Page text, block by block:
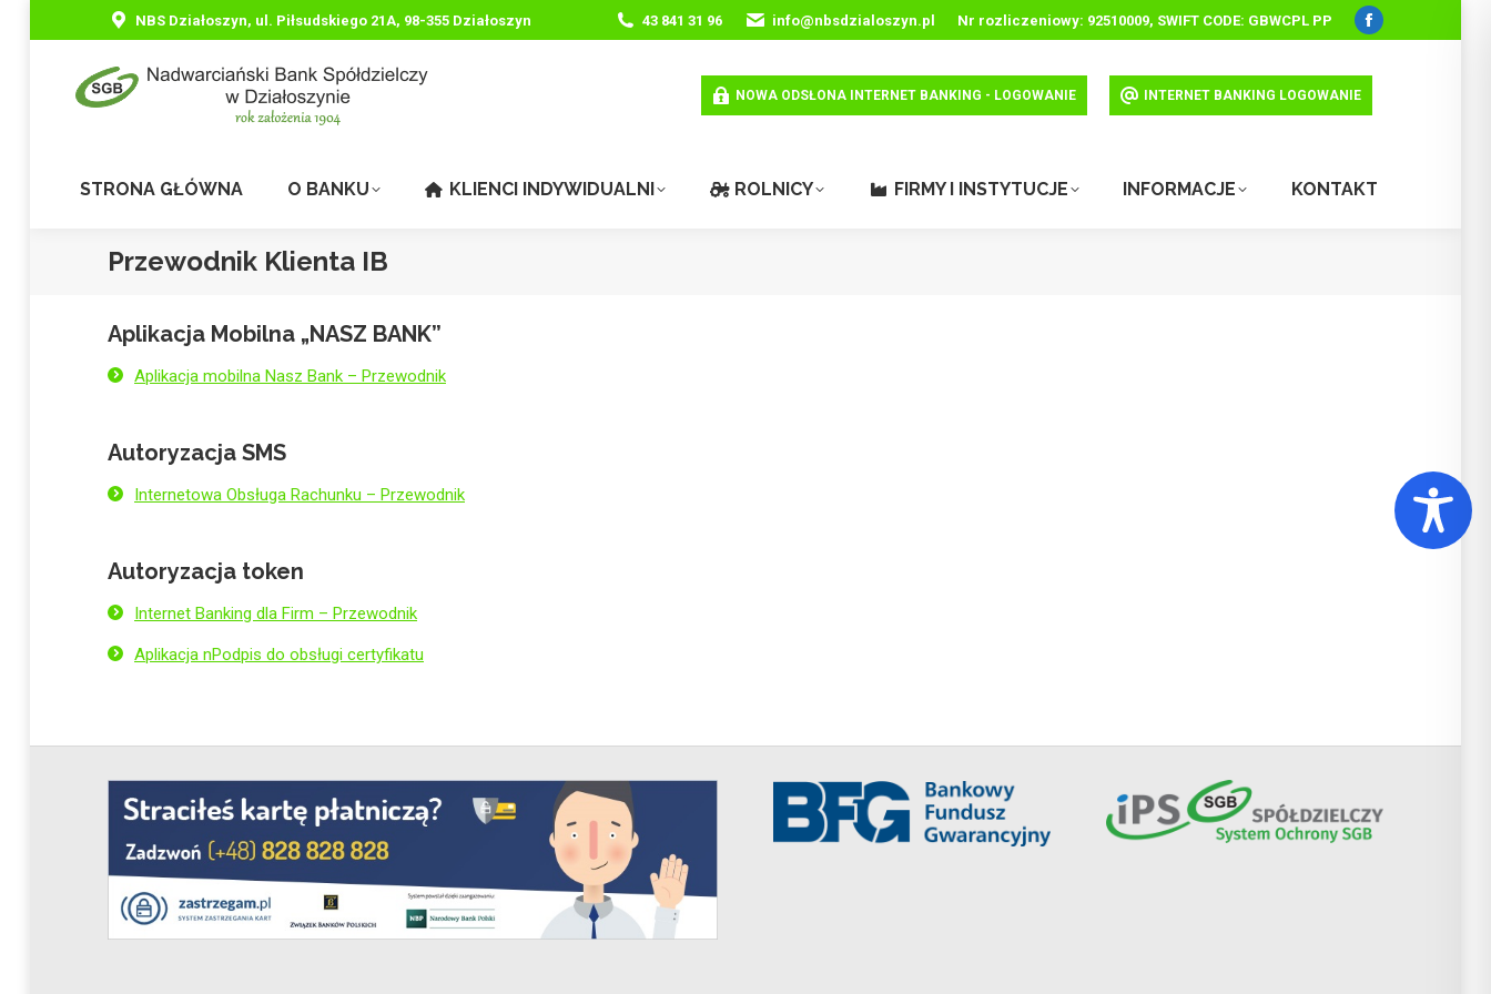
NBS Działoszyn, ul. Piłsudskiego 21A, 98-355 Działoszyn 43 841 31 96 info@nbsdzialoszyn.pl Nr rozliczeniowy: 92510009, SWIFT CODE: GBWCPL PP
Facebook
w
NOWA ODSŁONA INTERNET BANKING - LOGOWANIE INTERNET BANKING LOGOWANIE
STRONA GŁÓWNA O BANKU KLIENCI INDYWIDUALNI ROLNICY FIRMY I INSTYTUCJE INFORMACJE KONTAKT
Przewodnik Klienta IB
Aplikacja Mobilna „NASZ BANK”
Aplikacja mobilna Nasz Bank – Przewodnik
Autoryzacja SMS
Internetowa Obsługa Rachunku – Przewodnik
Autoryzacja token
Internet Banking dla Firm – Przewodnik
Aplikacja nPodpis do obsługi certyfikatu